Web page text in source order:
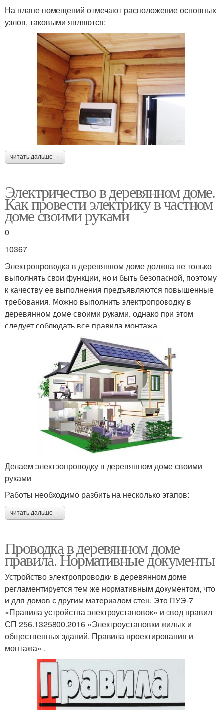
На плане помещений отмечают расположение основных
узлов, таковыми являются:
читать дальше →
Электричество в деревянном доме.
Как провести электрику в частном
доме своими руками
0
10367
Электропроводка в деревянном доме должна не только
выполнять свои функции, но и быть безопасной, поэтому
к качеству ее выполнения предъявляются повышенные
требования. Можно выполнить электропроводку в
деревянном доме своими руками, однако при этом
следует соблюдать все правила монтажа.
Делаем электропроводку в деревянном доме своими
руками
Работы необходимо разбить на несколько этапов:
читать дальше →
Проводка в деревянном доме
правила. Нормативные документы
Устройство электропроводки в деревянном доме
регламентируется тем же нормативным документом, что
и для домов с другим материалом стен. Это ПУЭ-7
«Правила устройства электроустановок» и свод правил
СП 256.1325800.2016 «Электроустановки жилых и
общественных зданий. Правила проектирования и
монтажа» .